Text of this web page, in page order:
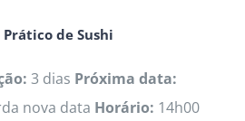
be
chosen
Prático de Sushi
3 dias Próxima data:
nova data Horário: 14h00